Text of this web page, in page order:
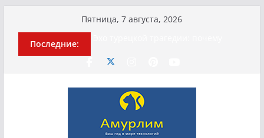
содержимому
Пятница, 7 августа, 2026
Последние:
МотоТани?
приговорили к четырём годам
Илью Ремесло задержали по делу о
фейках о российской армии
Новые криминальные хроники
связали Диану Шурыгину и Настю